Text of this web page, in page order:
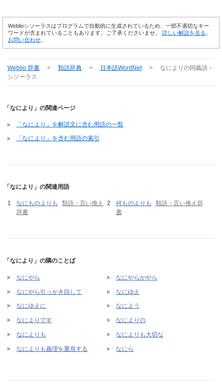
Weblioシソーラスはプログラムで自動的に生成されているため、一部不適切なキー
ワードが含まれていることもあります。ご了承くださいませ。 詳しい解説を見る
お問い合わせ
Weblio 辞書 > 類語辞典 > 日本語WordNet > なにより の同義語・
シソーラス
「なにより」の関連ページ
「なにより」を解説文に含む用語の一覧
「なにより」を含む用語の索引
「なにより」の関連用語
なにものよりも
類語・言い換え
辞書
何ものよりも
類語・言い換え辞
書
「なにより」の隣のことば
なにやら なにやらかやら
なにやら引っかき回して なにゆえ
なにゆえに なによう
なによりです なによりの
なによりも なによりも大切な
なによりも義理を重視する なにら